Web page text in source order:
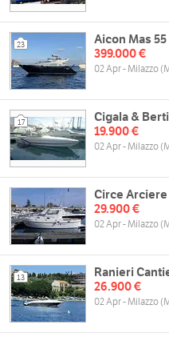
23
Aicon Mas 55
399.000 €
02 Apr - Milazzo
17
Cigala &
19.900 €
02 Apr - Milazzo
Circe Arciere
29.900 €
02 Apr - Milazzo
13
Ranieri
26.900 €
02 Apr - Milazzo